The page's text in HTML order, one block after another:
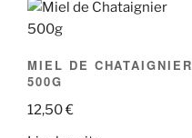
MIEL DE CHATAIGNIER
500G
12,50€